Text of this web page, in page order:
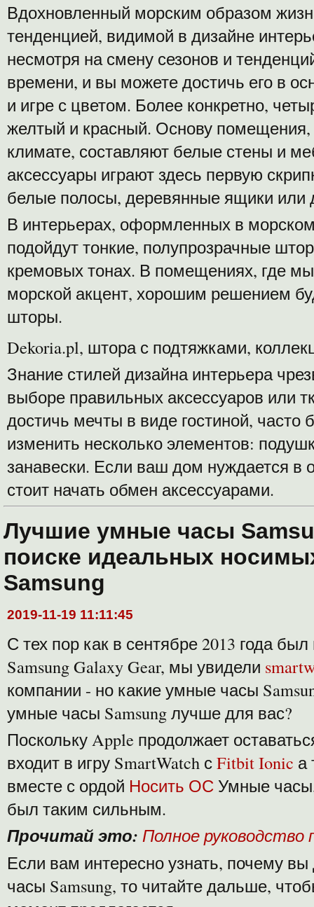
Вдохновленный морским образом
тенденцией, видимой в дизайне
несмотря на смену сезонов и
времени, и вы можете достичь его в
и игре с цветом. Более конкретно,
желтый и красный. Основу помещения,
климате, составляют белые стены и
аксессуары играют здесь первую
белые полосы, деревянные ящики или
В интерьерах, оформленных в
подойдут тонкие, полупрозрачные
кремовых тонах. В помещениях, где
морской акцент, хорошим решением
шторы.
Dekoria.pl, штора с подтяжками,
Знание стилей дизайна интерьера
выборе правильных аксессуаров или
достичь мечты в виде гостиной, часто
изменить несколько элементов:
занавески. Если ваш дом нуждается в
стоит начать обмен аксессуарами.
Лучшие умные часы
поиске идеальных
Samsung
2019-11-19 11:11:45
С тех пор как в сентябре 2013 года
Samsung Galaxy Gear, мы увидели
компании - но какие умные часы
умные часы Samsung лучше для вас?
Поскольку Apple продолжает
входит в игру SmartWatch сFitbit Ionic а
вместе с ордой Носить ОС Умные
был таким сильным.
Прочитай это: Полное руководство
Если вам интересно узнать, почему
часы Samsung, то читайте дальше,